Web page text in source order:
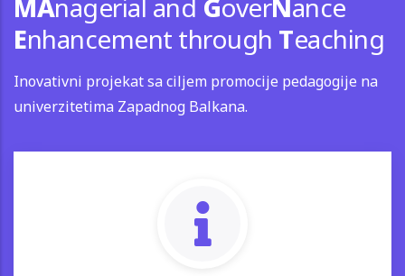
MAnagerial and GoverNance
Enhancement through Teaching
Inovativni projekat sa ciljem promocije pedagogije na
univerzitetima Zapadnog Balkana.